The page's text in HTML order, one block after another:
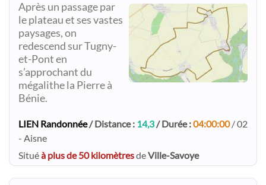
Après un passage par
le plateau et ses vastes
paysages, on
redescend sur Tugny-
et-Pont en
s’approchant du
mégalithe la Pierre à
Bénie.
LIEN Randonnée/ Distance : 14,3/ Durée :04:00:00/ 02
- Aisne
Situéà plus de 50 kilomètresdeVille-Savoye